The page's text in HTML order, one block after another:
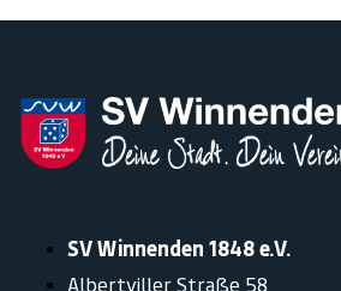
SV Winnenden 1848 e.V.
Albertviller Straße 58